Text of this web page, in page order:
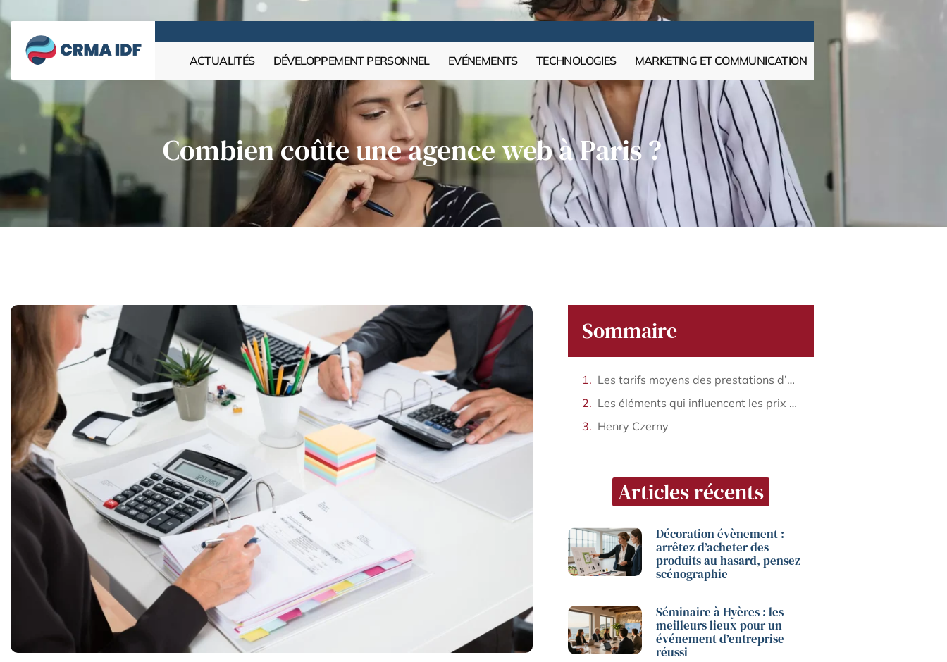
ACTUALITÉS DÉVELOPPEMENT PERSONNEL EVÉNEMENTS TECHNOLOGIES MARKETING ET COMMUNICATION
Combien coûte une agence web à Paris ?
Sommaire
Les tarifs moyens des prestations d’une agence web parisienne
Les éléments qui influencent les prix d’une agence web à Paris
Henry Czerny
Articles récents
Décoration évènement :
arrêtez d’acheter des
produits au hasard, pensez
scénographie
Séminaire à Hyères : les
meilleurs lieux pour un
événement d’entreprise
réussi